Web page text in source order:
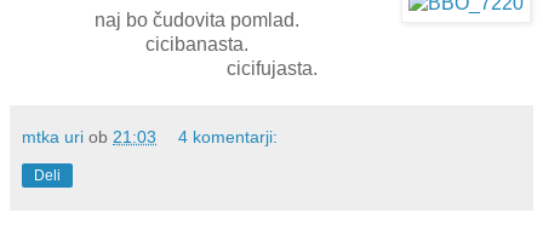
naj bo čudovita pomlad.
cicibanasta.
cicifujasta.
mtka uri ob 21:03 4 komentarji:
Deli